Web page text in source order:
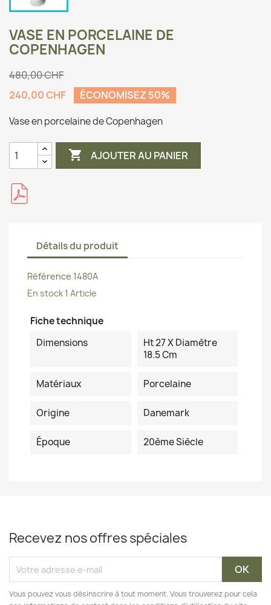
VASE EN PORCELAINE DE
COPENHAGEN
480,00 CHF
240,00 CHF
ÉCONOMISEZ 50%
Vase en porcelaine de Copenhagen
 AJOUTER AU PANIER
Détails du produit
Référence 1480A
En stock 1 Article
Fiche technique
Dimensions
Ht 27 X Diamètre
18.5 Cm
Matériaux Porcelaine
Origine Danemark
Époque 20ème Siècle
Recevez nos offres spéciales
Vous pouvez vous désinscrire à tout moment. Vous trouverez pour cela